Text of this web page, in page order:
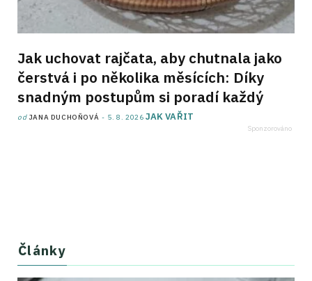
Jak uchovat rajčata, aby chutnala jako
čerstvá i po několika měsících: Díky
snadným postupům si poradí každý
od JANA DUCHOŇOVÁ 5. 8. 2026 JAK VAŘIT
Články